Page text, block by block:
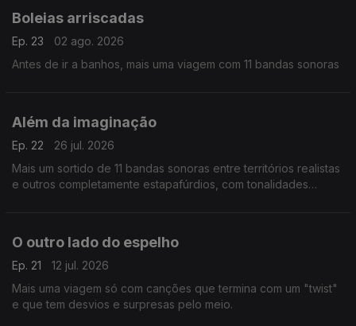
Boleias arriscadas
Ep. 23
02 ago. 2026
Antes de ir a banhos, mais uma viagem com 11 bandas sonoras
Além da imaginação
Ep. 22
26 jul. 2026
Mais um sortido de 11 bandas sonoras entre territórios realistas
e outros completamente estapafúrdios, com tonalidades
O outro lado do espelho
Ep. 21
12 jul. 2026
Mais uma viagem só com canções que termina com um "twist"
e que tem desvios e surpresas pelo meio.